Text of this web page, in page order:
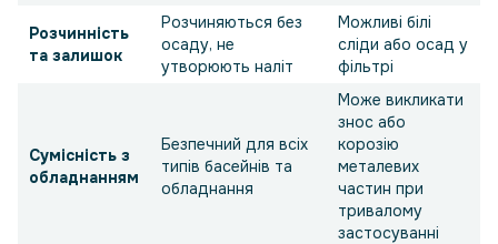
Розчинність
та залишок
Розчиняються без
осаду, не
утворюють наліт
Можливі білі
сліди або осад у
фільтрі
Сумісність з
обладнанням
Безпечний для всіх
типів басейнів та
обладнання
Може викликати
знос або
корозію
металевих
частин при
тривалому
застосуванні